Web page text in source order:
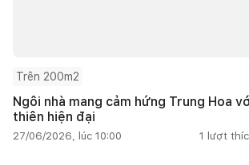
Trên 200m2
Ngôi nhà mang cảm hứng Trung Hoa
thiên hiện đại
27/06/2026, lúc 10:00 1 lượt